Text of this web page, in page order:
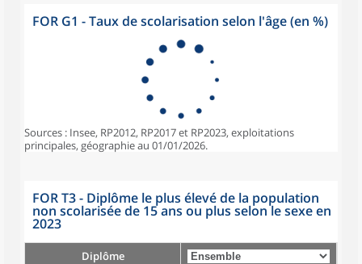
FOR G1 - Taux de scolarisation selon l'âge (en %)
Sources : Insee, RP2012, RP2017 et RP2023, exploitations
principales, géographie au 01/01/2026.
FOR T3 - Diplôme le plus élevé de la population
non scolarisée de 15 ans ou plus selon le sexe en
2023
Diplôme